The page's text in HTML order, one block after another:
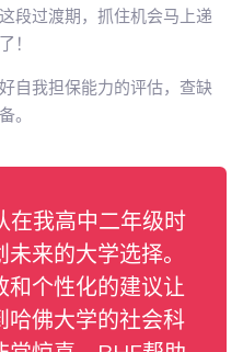
段过渡期，抓住机会马上递
！
自我担保能力的评估，查缺
。
在我高中二年级时
来的大学选择。
和个性化的建议让
哈佛大学的社会科